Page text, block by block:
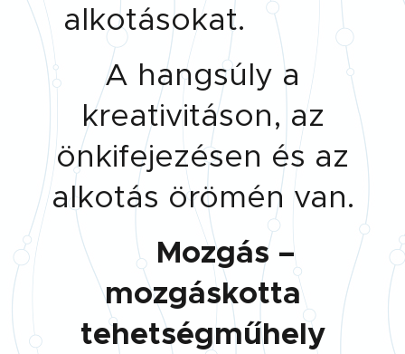
alkotásokat.
A hangsúly a
kreativitáson, az
önkifejezésen és az
alkotás örömén van.
🤸 Mozgás –
mozgáskotta
tehetségműhely